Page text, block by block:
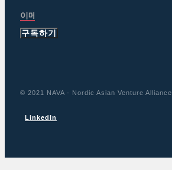
구독하기
© 2021 NAVA - Nordic Asian Venture Alliance
LinkedIn